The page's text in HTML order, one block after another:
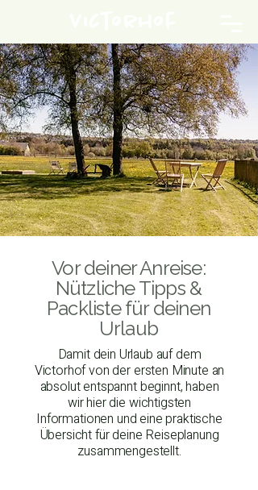
Vor deiner Anreise:
Nützliche Tipps &
Packliste für deinen
Urlaub
Damit dein Urlaub auf dem
Victorhof von der ersten Minute an
absolut entspannt beginnt, haben
wir hier die wichtigsten
Informationen und eine praktische
Übersicht für deine Reiseplanung
zusammengestellt.